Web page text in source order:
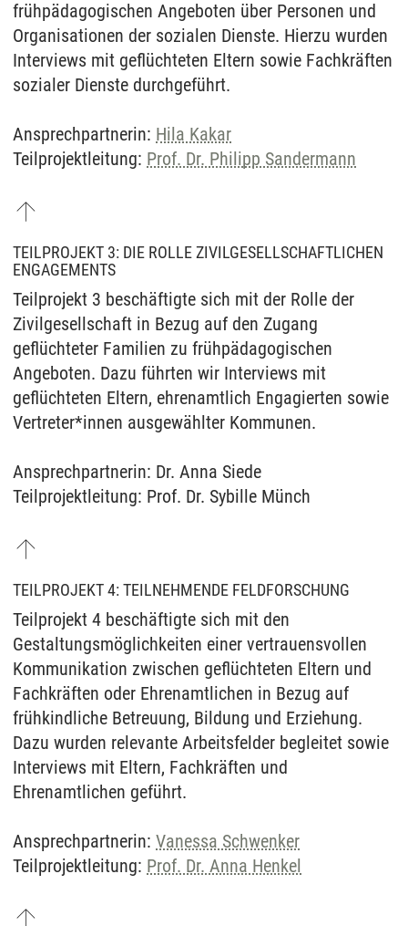
frühpädagogischen Angeboten über Personen und
Organisationen der sozialen Dienste. Hierzu wurden
Interviews mit geflüchteten Eltern sowie Fachkräften
sozialer Dienste durchgeführt.
Ansprechpartnerin: Hila Kakar
Teilprojektleitung: Prof. Dr. Philipp Sandermann
TEILPROJEKT 3: DIE ROLLE ZIVILGESELLSCHAFTLICHEN
ENGAGEMENTS
Teilprojekt 3 beschäftigte sich mit der Rolle der
Zivilgesellschaft in Bezug auf den Zugang
geflüchteter Familien zu frühpädagogischen
Angeboten. Dazu führten wir Interviews mit
geflüchteten Eltern, ehrenamtlich Engagierten sowie
Vertreter*innen ausgewählter Kommunen.
Ansprechpartnerin: Dr. Anna Siede
Teilprojektleitung: Prof. Dr. Sybille Münch
TEILPROJEKT 4: TEILNEHMENDE FELDFORSCHUNG
Teilprojekt 4 beschäftigte sich mit den
Gestaltungsmöglichkeiten einer vertrauensvollen
Kommunikation zwischen geflüchteten Eltern und
Fachkräften oder Ehrenamtlichen in Bezug auf
frühkindliche Betreuung, Bildung und Erziehung.
Dazu wurden relevante Arbeitsfelder begleitet sowie
Interviews mit Eltern, Fachkräften und
Ehrenamtlichen geführt.
Ansprechpartnerin: Vanessa Schwenker
Teilprojektleitung: Prof. Dr. Anna Henkel